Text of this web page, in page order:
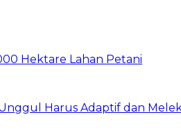
Hektare Lahan Petani
Harus Adaptif dan